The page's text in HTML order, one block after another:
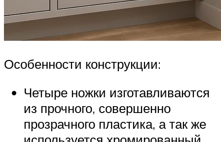
Особенности конструкции:
Четыре ножки изготавливаются
из прочного, совершенно
прозрачного пластика, а так же